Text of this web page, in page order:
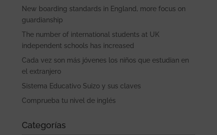
New boarding standards in England, more focus on
guardianship
The number of international students at UK
independent schools has increased
Cada vez son más jóvenes los niños que estudian en
el extranjero
Sistema Educativo Suizo y sus claves
Comprueba tu nivel de inglés
Categorías